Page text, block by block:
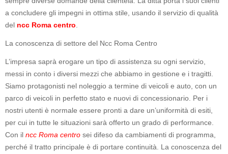
a concludere gli impegni in ottima stile, usando il servizio di qualità
del ncc Roma centro
La conoscenza di settore del Ncc Roma Centro
L’impresa saprà erogare un tipo di assistenza su ogni servizio,
messi in conto i diversi mezzi che abbiamo in gestione e i tragitti.
Siamo protagonisti nel noleggio a termine di veicoli e auto, con un
parco di veicoli in perfetto stato e nuovi di concessionario. Per i
nostri utenti è normale essere pronti a dare un’uniformità di esiti,
per cui in tutte le situazioni sarà offerto un grado di performance.
Con il ncc Roma centro sei difeso da cambiamenti di programma,
perché il tratto principale è di portare continuità. La conoscenza del